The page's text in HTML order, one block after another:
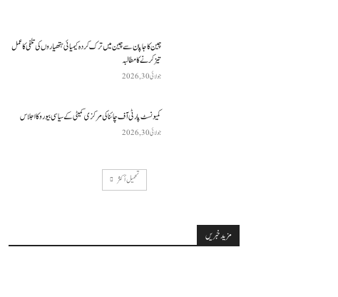
چین کا جاپان سے چین میں ترک کردہ کیمیائی ہتھیاروں کی تلفی کا عمل
تیز کرنے کا مطالبہ
جولائی 30, 2026
کمیونسٹ پارٹی آف چائنا کی مرکزی کمیٹی کے سیاسی بیورو کا اجلاس
جولائی 30, 2026
تحميل أكثر
مزید خبریں